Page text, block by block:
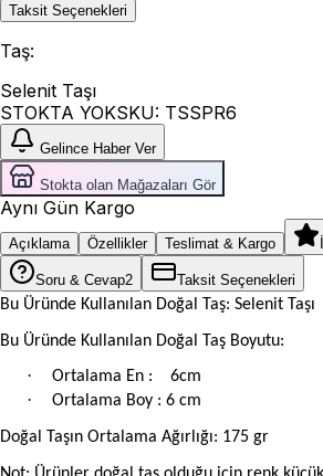
Taksit Seçenekleri
Taş:
Selenit Taşı
STOKTA YOKSKU: TSSPR6
Gelince Haber Ver
Stokta olan Mağazaları Gör
Aynı Gün Kargo
Açıklama Özellikler Teslimat & Kargo
Soru & Cevap2 Taksit Seçenekleri
Bu Üründe Kullanılan Doğal Taş: Selenit Taşı
Bu Üründe Kullanılan Doğal Taş Boyutu:
· Ortalama En : 6cm
· Ortalama Boy : 6 cm
Doğal Taşın Ortalama Ağırlığı: 175 gr